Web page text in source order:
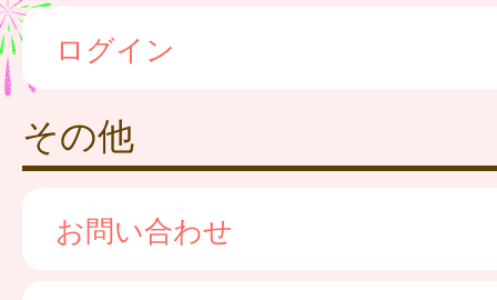
ログイン
その他
お問い合わせ